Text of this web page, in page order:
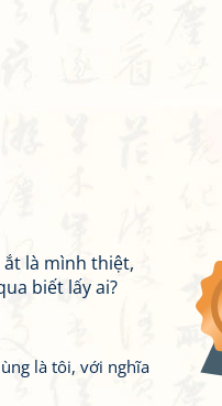
ắt là mình thiệt,
biết lấy ai?
là tôi, với nghĩa